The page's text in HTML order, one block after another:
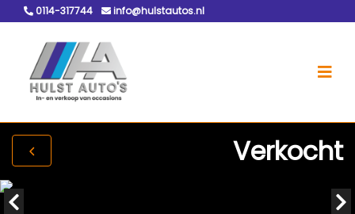
0114-317744 info@hulstautos.nl
Verkocht